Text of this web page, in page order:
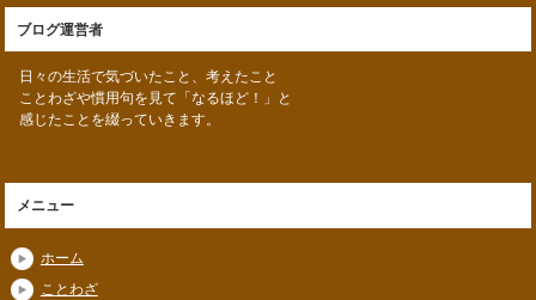
ブログ運営者
日々の生活で気づいたこと、考えたこと
ことわざや慣用句を見て「なるほど！」と
感じたことを綴っていきます。
メニュー
ホーム
ことわざ